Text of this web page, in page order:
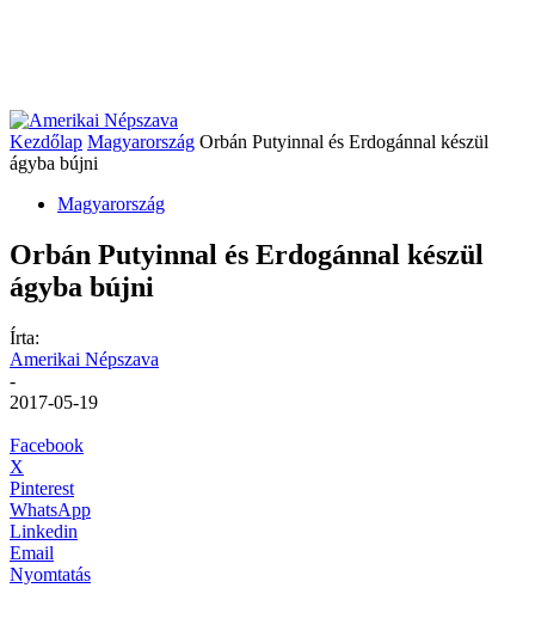
Kezdőlap Magyarország Orbán Putyinnal és Erdogánnal készül
ágyba bújni
Magyarország
Orbán Putyinnal és Erdogánnal készül
ágyba bújni
Írta:
Amerikai Népszava
-
2017-05-19
Facebook
X
Pinterest
WhatsApp
Linkedin
Email
Nyomtatás